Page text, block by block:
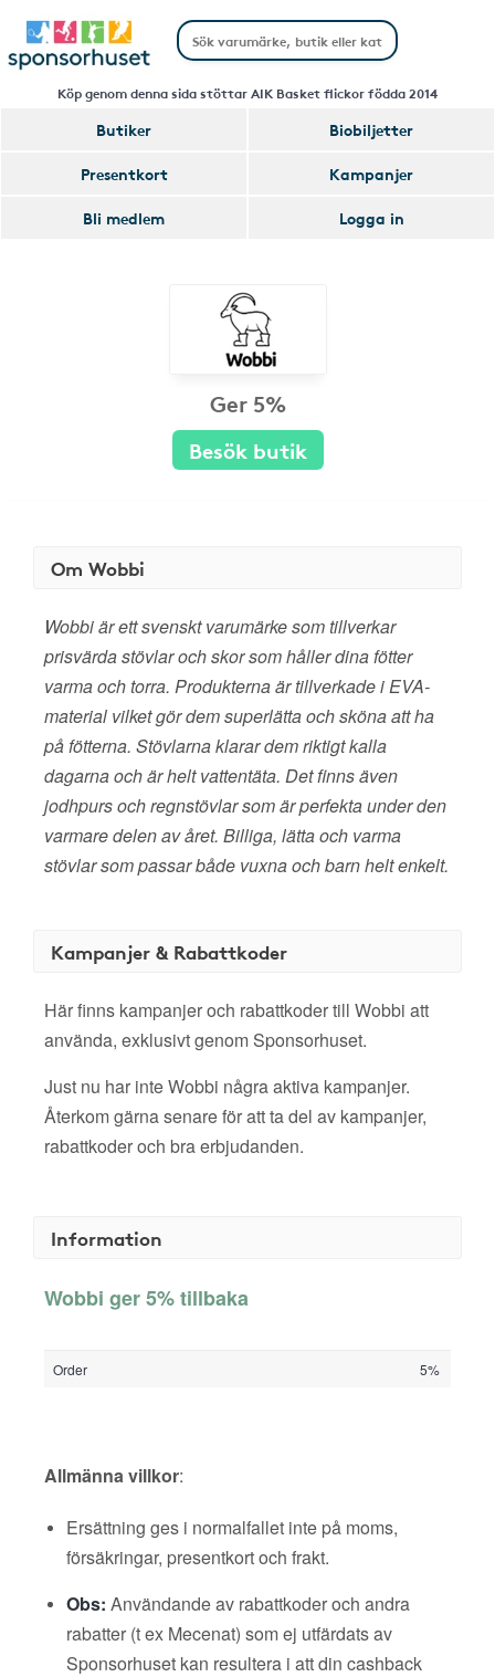
Köp genom denna sida stöttar AIK Basket flickor födda 2014
Butiker
Biobiljetter
Presentkort
Kampanjer
Bli medlem
Logga in
Ger 5%
Besök butik
Om Wobbi
Wobbi är ett svenskt varumärke som tillverkar
prisvärda stövlar och skor som håller dina fötter
varma och torra. Produkterna är tillverkade i EVA-
material vilket gör dem superlätta och sköna att ha
på fötterna. Stövlarna klarar dem riktigt kalla
dagarna och är helt vattentäta. Det finns även
jodhpurs och regnstövlar som är perfekta under den
varmare delen av året. Billiga, lätta och varma
stövlar som passar både vuxna och barn helt enkelt.
Kampanjer & Rabattkoder
Här finns kampanjer och rabattkoder till Wobbi att
använda, exklusivt genom Sponsorhuset.
Just nu har inte Wobbi några aktiva kampanjer.
Återkom gärna senare för att ta del av kampanjer,
rabattkoder och bra erbjudanden.
Information
Wobbi ger 5% tillbaka
Order 5%
Allmänna villkor:
Ersättning ges i normalfallet inte på moms,
försäkringar, presentkort och frakt.
Obs: Användande av rabattkoder och andra
rabatter (t ex Mecenat) som ej utfärdats av
Sponsorhuset kan resultera i att din cashback